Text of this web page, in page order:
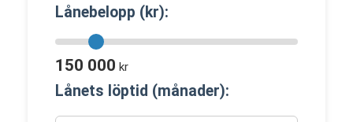
Lånebelopp (kr):
150 000 kr
Lånets löptid (månader):